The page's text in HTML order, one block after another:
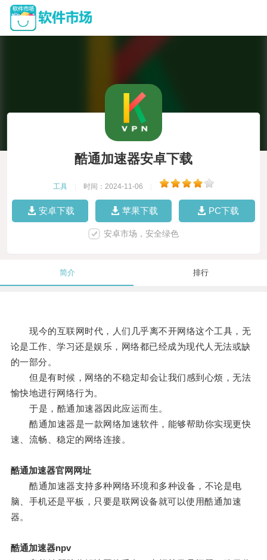
酷通加速器安卓下载
工具 时间：2024-11-06
安卓下载 苹果下载 PC下载
安卓市场，安全绿色
简介 排行
现今的互联网时代，人们几乎离不开网络这个工具，无
论是工作、学习还是娱乐，网络都已经成为现代人无法或缺
的一部分。
但是有时候，网络的不稳定却会让我们感到心烦，无法
愉快地进行网络行为。
于是，酷通加速器因此应运而生。
酷通加速器是一款网络加速软件，能够帮助你实现更快
速、流畅、稳定的网络连接。
酷通加速器官网网址
酷通加速器支持多种网络环境和多种设备，不论是电
脑、手机还是平板，只要是联网设备就可以使用酷通加速
器。
酷通加速器npv